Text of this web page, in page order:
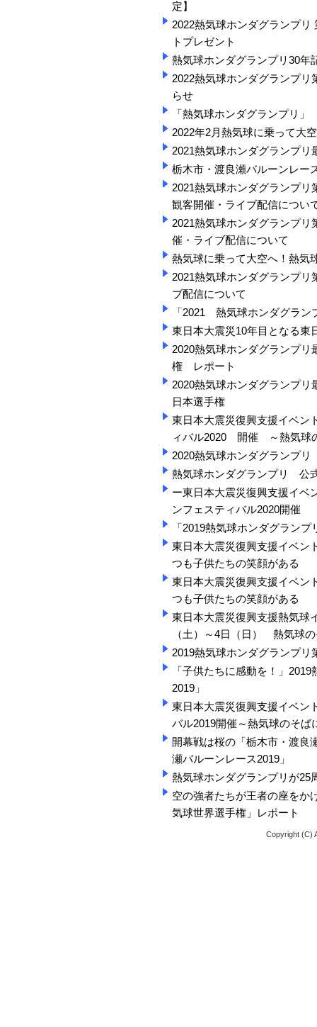
定】
2022熱気球ホンダグランプ
トプレゼント
熱気球ホンダグランプリ30年
2022熱気球ホンダグランプ
らせ
「熱気球ホンダグランプリ
2022年2月熱気球に乗って大
2021熱気球ホンダグランプ
栃木市・渡良瀬バルーンレー
2021熱気球ホンダグランプ
観客開催・ライブ配信につい
2021熱気球ホンダグランプ
催・ライブ配信について
熱気球に乗って大空へ！熱気
2021熱気球ホンダグランプ
ブ配信について
「2021 熱気球ホンダグラン
東日本大震災10年目となる東
2020熱気球ホンダグランプ
権 レポート
2020熱気球ホンダグランプ
日本選手権
東日本大震災復興支援イベ
ィバル2020 開催 ～熱気球
2020熱気球ホンダグランプ
熱気球ホンダグランプリ 公
ー東日本大震災復興支援イ
ンフェスティバル2020開催
「2019熱気球ホンダグラン
東日本大震災復興支援イベ
つも子供たちの笑顔がある
東日本大震災復興支援イベン
つも子供たちの笑顔がある
東日本大震災復興支援熱気
（土）～4日（日） 熱気球
2019熱気球ホンダグランプ
「子供たちに感動を！」
2019」
東日本大震災復興支援イベン
バル2019開催～熱気球のそば
開幕戦は桜の「栃木市・渡良
瀬バルーンレース2019」
熱気球ホンダグランプリが25
空の強者たちが王者の座をか
気球世界選手権」レポート
Copyright (C)